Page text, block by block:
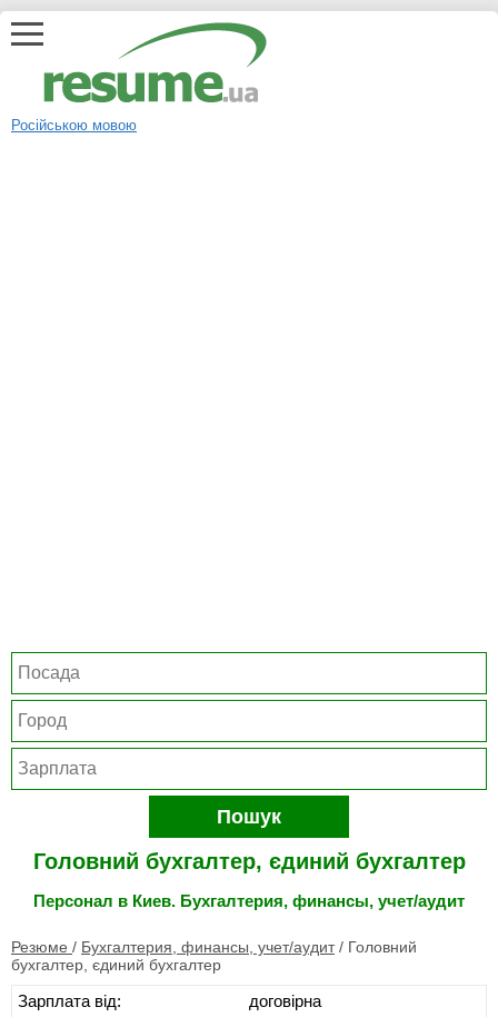
Російською мовою
Пошук
Головний бухгалтер, єдиний бухгалтер
Персонал в Киев. Бухгалтерия, финансы, учет/аудит
Резюме / Бухгалтерия, финансы, учет/аудит / Головний
бухгалтер, єдиний бухгалтер
Зарплата від:
договірна